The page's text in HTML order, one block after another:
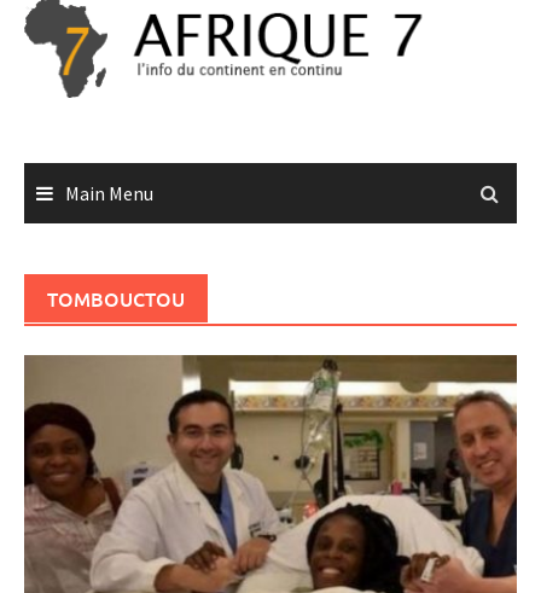
Skip
content
Main Menu
TOMBOUCTOU